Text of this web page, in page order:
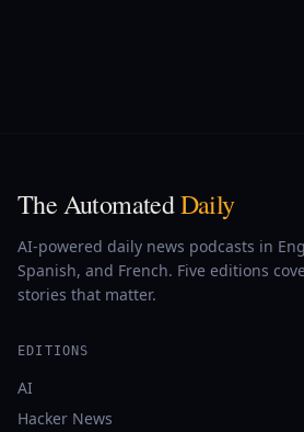
The AutomatedDaily
AI-powered daily news podcasts in
Spanish, and French. Five editions
stories that matter.
EDITIONS
AI
Hacker News